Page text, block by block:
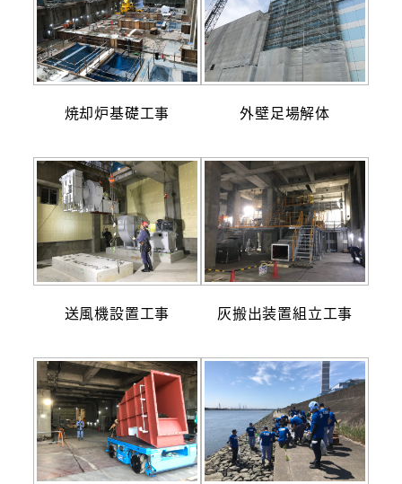
焼却炉基礎工事 外壁足場解体
送風機設置工事 灰搬出装置組立工事